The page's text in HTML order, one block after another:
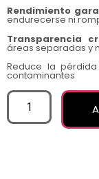
Rendimiento
endurecerse ni
Transparencia
áreas separadas y
Reduce la
contaminantes